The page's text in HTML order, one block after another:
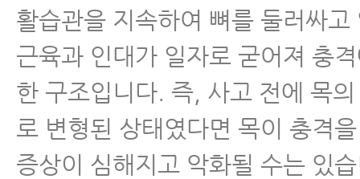
활습관을 지속하여 뼈를 둘러싸고
근육과 인대가 일자로 굳어져 충
한 구조입니다. 즉, 사고 전에 목
로 변형된 상태였다면 목이 충격
증상이 심해지고 악화될 수는 있